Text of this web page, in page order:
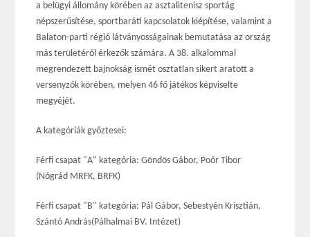
a belügyi állomány körében az asztalitenisz sportág
népszerűsítése, sportbaráti kapcsolatok kiépítése, valamint a
Balaton-parti régió látványosságainak bemutatása az ország
más területéről érkezők számára. A 38. alkalommal
megrendezett bajnokság ismét osztatlan sikert aratott a
versenyzők körében, melyen 46 fő játékos képviselte
megyéjét.
A kategóriák győztesei:
Férfi csapat "A" kategória: Göndös Gábor, Poór Tibor
(Nógrád MRFK, BRFK)
Férfi csapat "B" kategória: Pál Gábor, Sebestyén Krisztián,
Szántó András(Pálhalmai BV. Intézet)